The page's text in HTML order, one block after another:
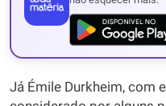
Já Émile Durkheim, com